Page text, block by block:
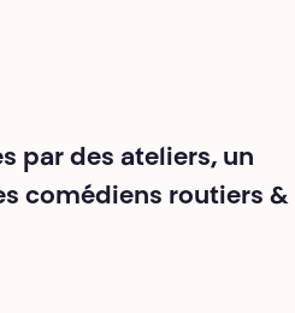
par des ateliers, un
comédiens routiers &